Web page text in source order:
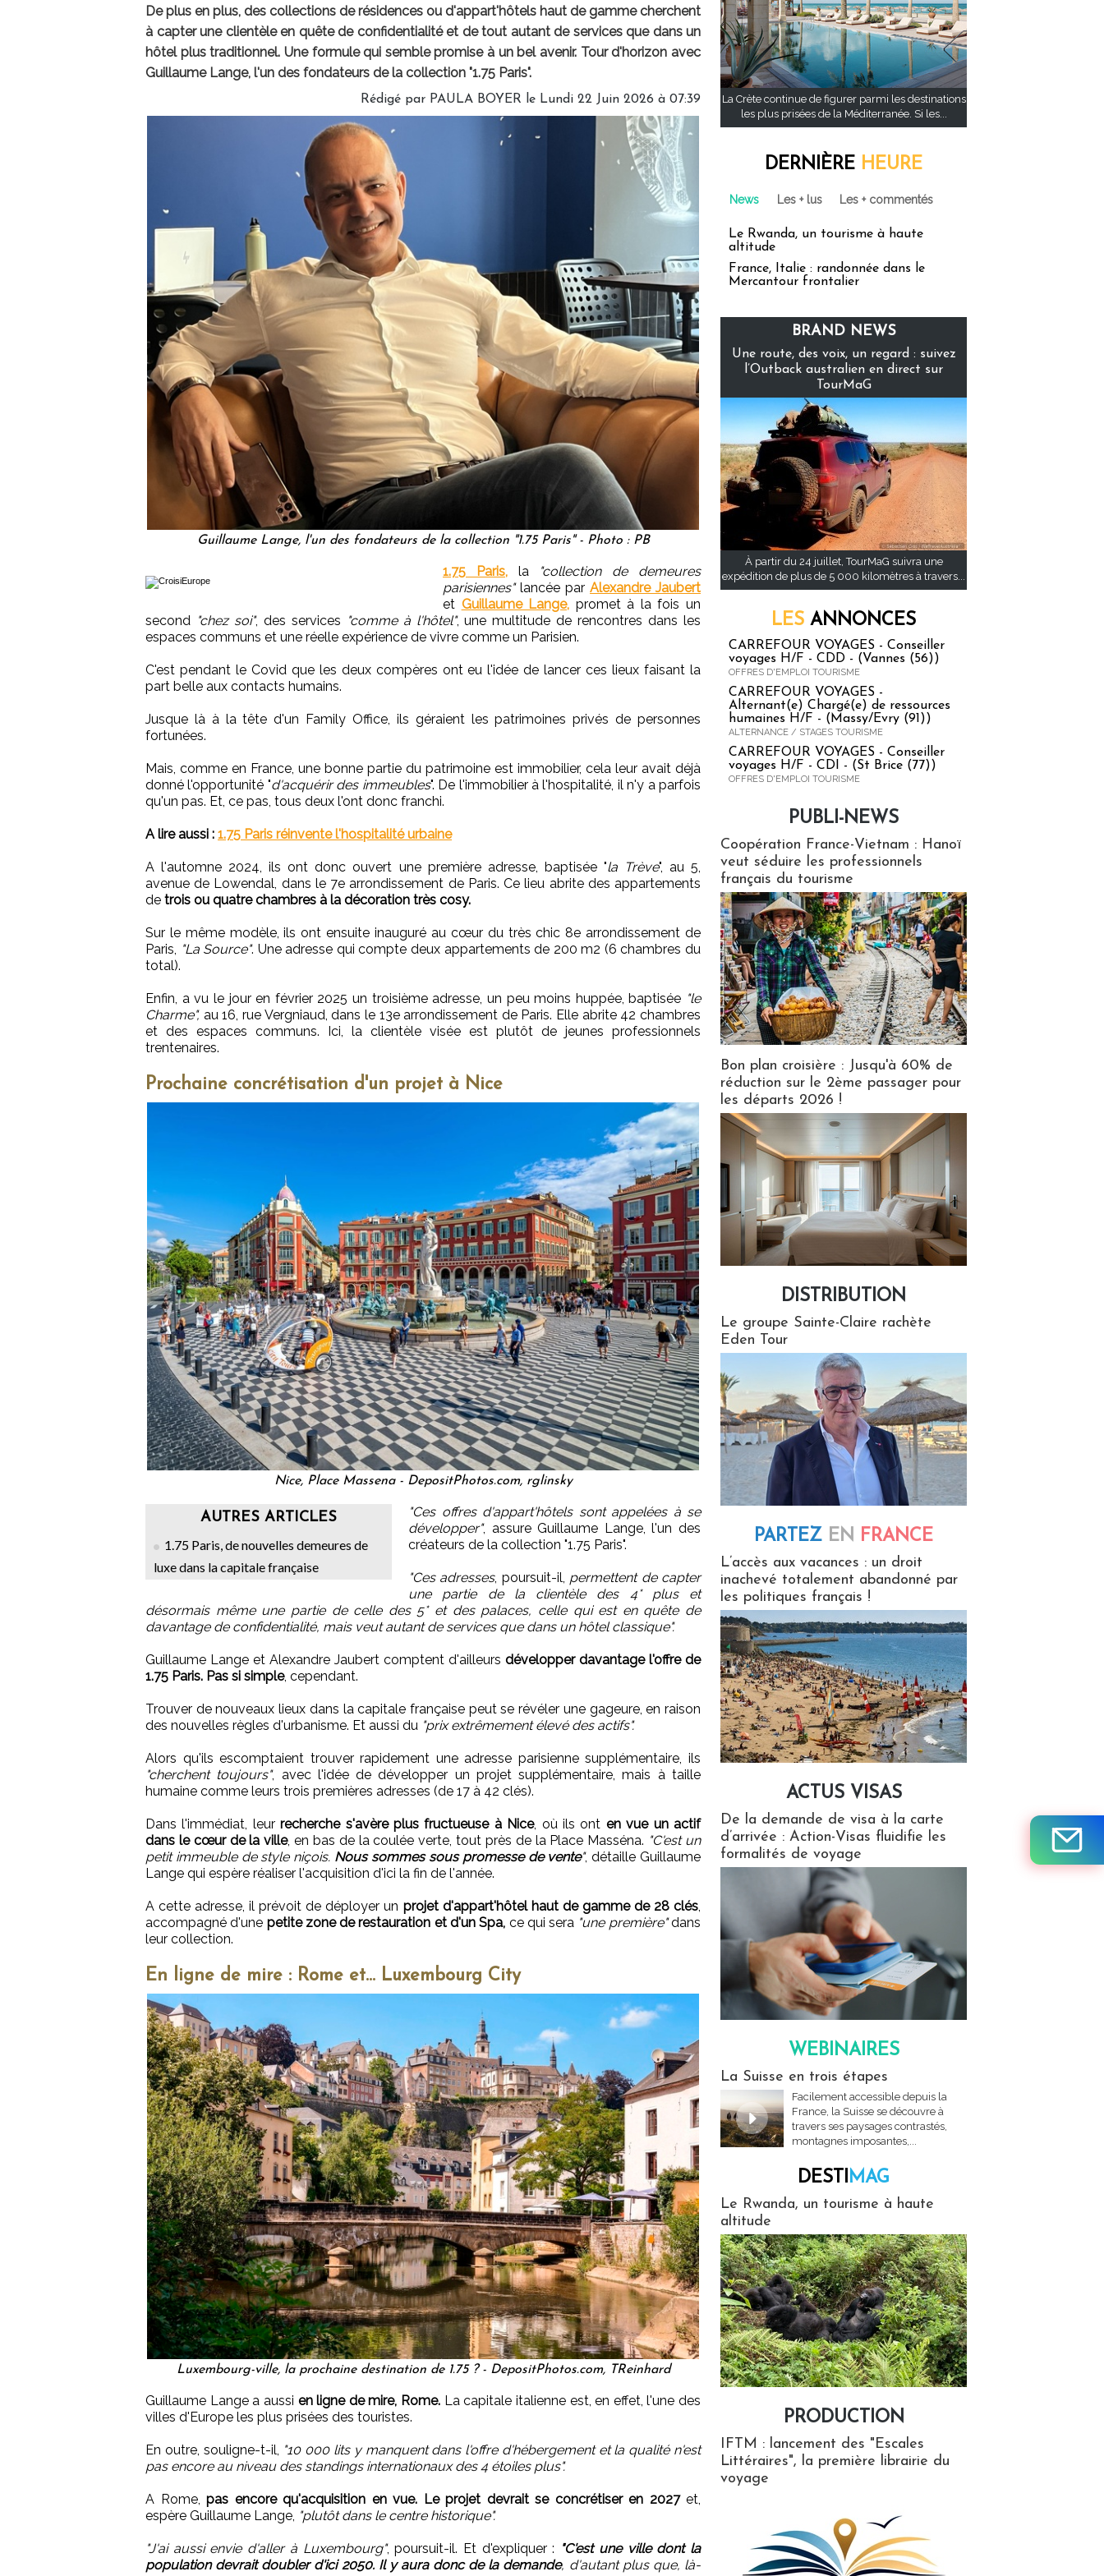
De plus en plus, des collections de résidences ou d'appart'hôtels haut de gamme cherchent
à capter une clientèle en quête de confidentialité et de tout autant de services que dans un
hôtel plus traditionnel. Une formule qui semble promise à un bel avenir. Tour d'horizon avec
Guillaume Lange, l'un des fondateurs de la collection "1.75 Paris".
Rédigé par PAULA BOYER le Lundi 22 Juin 2026 à 07:39
Guillaume Lange, l'un des fondateurs de la collection "1.75 Paris" - Photo : PB
1.75 Paris,la
"collection de demeures
parisiennes"lancée par Alexandre Jaubert
et Guillaume Lange, promet à la fois un
second "chez soi", des services "comme à l'hôtel", une multitude de rencontres dans les
espaces communs et une réelle expérience de vivre comme un Parisien.
C'est pendant le Covid que les deux compères ont eu l'idée de lancer ces lieux faisant la
part belle aux contacts humains.
Jusque là à la tête d'un Family Office, ils géraient les patrimoines privés de personnes
fortunées.
Mais, comme en France, une bonne partie du patrimoine est immobilier, cela leur avait déjà
donné l'opportunité "d'acquérir des immeubles". De l'immobilier à l'hospitalité, il n'y a parfois
qu'un pas. Et, ce pas, tous deux l'ont donc franchi.
A lire aussi : 1.75 Paris réinvente l'hospitalité urbaine
A l'automne 2024, ils ont donc ouvert une première adresse, baptisée "la Trève", au 5,
avenue de Lowendal, dans le 7e arrondissement de Paris. Ce lieu abrite des appartements
de trois ou quatre chambres à la décoration très cosy.
Sur le même modèle, ils ont ensuite inauguré au cœur du très chic 8e arrondissement de
Paris, "La Source". Une adresse qui compte deux appartements de 200 m2 (6 chambres du
total).
Enfin, a vu le jour en février 2025 un troisième adresse, un peu moins huppée, baptisée "le
Charme", au 16, rue Vergniaud, dans le 13e arrondissement de Paris. Elle abrite 42 chambres
et des espaces communs. Ici, la clientèle visée est plutôt de jeunes professionnels
trentenaires.
Prochaine concrétisation d'un projet à Nice
Nice, Place Massena - DepositPhotos.com, rglinsky
AUTRES ARTICLES
1.75 Paris, de nouvelles demeures de
luxe dans la capitale française
"Ces offres d'appart'hôtels sont appelées à se
développer", assure Guillaume Lange, l'un des
créateurs de la collection "1.75 Paris".
"Ces adresses, poursuit-il, permettent de capter
une partie de la clientèle des 4* plus et
désormais même une partie de celle des 5* et des palaces, celle qui est en quête de
davantage de confidentialité, mais veut autant de services que dans un hôtel classique".
Guillaume Lange et Alexandre Jaubert comptent d'ailleurs développer davantage l'offre de
1.75 Paris. Pas si simple, cependant.
Trouver de nouveaux lieux dans la capitale française peut se révéler une gageure, en raison
des nouvelles règles d'urbanisme. Et aussi du "prix extrêmement élevé des actifs".
Alors qu'ils escomptaient trouver rapidement une adresse parisienne supplémentaire, ils
"cherchent toujours", avec l'idée de développer un projet supplémentaire, mais à taille
humaine comme leurs trois premières adresses (de 17 à 42 clés).
Dans l'immédiat, leurrecherche s'avère plus fructueuse à Nice, où ils ont en vue un actif
dans le cœur de la ville, en bas de la coulée verte, tout près de la Place Masséna. "C'est un
petit immeuble de style niçois. Nous sommes sous promesse de vente", détaille Guillaume
Lange qui espère réaliser l'acquisition d'ici la fin de l'année.
A cette adresse, il prévoit de déployer un projet d'appart'hôtel haut de gamme de 28 clés,
accompagné d'une petite zone de restauration et d'un Spa, ce qui sera "une première"dans
leur collection.
En ligne de mire : Rome et... Luxembourg City
Luxembourg-ville, la prochaine destination de 1.75 ? - DepositPhotos.com, TReinhard
Guillaume Lange a aussi en ligne de mire, Rome. La capitale italienne est, en effet, l'une des
villes d'Europe les plus prisées des touristes.
En outre, souligne-t-il, "10 000 lits y manquent dans l'offre d'hébergement et la qualité n'est
pas encore au niveau des standings internationaux des 4 étoiles plus".
A Rome, pas encore qu'acquisition en vue. Le projet devrait se concrétiser en 2027et,
espère Guillaume Lange, "plutôt dans le centre historique".
"J'ai aussi envie d'aller à Luxembourg", poursuit-il. Et d'expliquer : "C'est une ville dont la
population devrait doubler d'ici 2050. Il y aura donc de la demande, d'autant plus que, là-
La Crète continue de figurer parmi les destinations
les plus prisées de la Méditerranée. Si les...
DERNIÈRE HEURE
News Les + lus Les + commentés
Le Rwanda, un tourisme à haute
altitude
France, Italie : randonnée dans le
Mercantour frontalier
BRAND NEWS
Une route, des voix, un regard : suivez
l’Outback australien en direct sur
TourMaG
À partir du 24 juillet, TourMaG suivra une
expédition de plus de 5 000 kilomètres à travers...
LES ANNONCES
CARREFOUR VOYAGES - Conseiller
voyages H/F - CDD - (Vannes (56))
OFFRES D'EMPLOI TOURISME
CARREFOUR VOYAGES -
Alternant(e) Chargé(e) de ressources
humaines H/F - (Massy/Evry (91))
ALTERNANCE / STAGES TOURISME
CARREFOUR VOYAGES - Conseiller
voyages H/F - CDI - (St Brice (77))
OFFRES D'EMPLOI TOURISME
PUBLI-NEWS
Coopération France-Vietnam : Hanoï
veut séduire les professionnels
français du tourisme
Bon plan croisière : Jusqu'à 60% de
réduction sur le 2ème passager pour
les départs 2026 !
DISTRIBUTION
Le groupe Sainte-Claire rachète
Eden Tour
PARTEZ EN FRANCE
L’accès aux vacances : un droit
inachevé totalement abandonné par
les politiques français !
ACTUS VISAS
De la demande de visa à la carte
d’arrivée : Action-Visas fluidifie les
formalités de voyage
WEBINAIRES
La Suisse en trois étapes
Facilement accessible depuis la
France, la Suisse se découvre à
travers ses paysages contrastés,
montagnes imposantes,...
DESTIMAG
Le Rwanda, un tourisme à haute
altitude
PRODUCTION
IFTM : lancement des "Escales
Littéraires", la première librairie du
voyage